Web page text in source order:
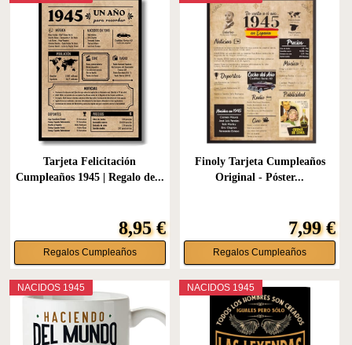
Tarjeta Felicitación
Cumpleaños 1945 | Regalo de...
8,95 €
Regalos Cumpleaños
Finoly Tarjeta Cumpleaños
Original - Póster...
7,99 €
Regalos Cumpleaños
NACIDOS 1945 NACIDOS 1945